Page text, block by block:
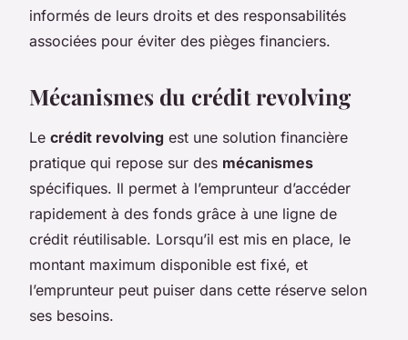
informés de leurs droits et des responsabilités
associées pour éviter des pièges financiers.
Mécanismes du crédit revolving
Le crédit revolving est une solution financière
pratique qui repose sur des mécanismes
spécifiques. Il permet à l’emprunteur d’accéder
rapidement à des fonds grâce à une ligne de
crédit réutilisable. Lorsqu’il est mis en place, le
montant maximum disponible est fixé, et
l’emprunteur peut puiser dans cette réserve selon
ses besoins.